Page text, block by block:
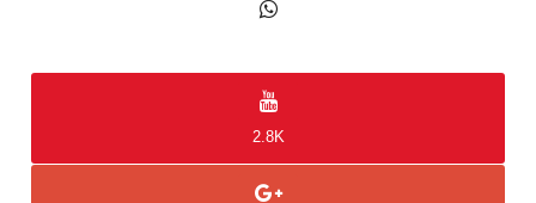
2.8K